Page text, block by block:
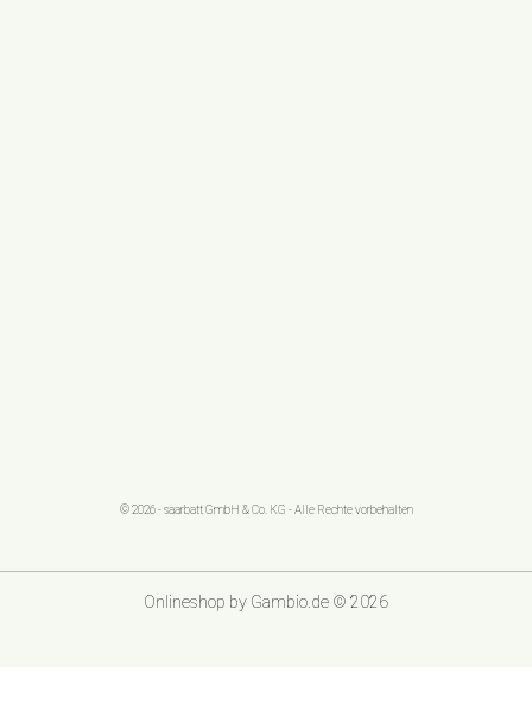
© 2026 - saarbatt GmbH & Co. KG - Alle Rechte vorbehalten
Onlineshop by Gambio.de © 2026